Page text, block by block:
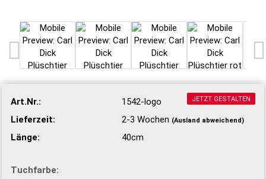
JETZT GESTALTEN
Art.Nr.:
1542-logo
Lieferzeit:
2-3 Wochen (Ausland abweichend)
Länge: 40cm
Tuchfarbe: